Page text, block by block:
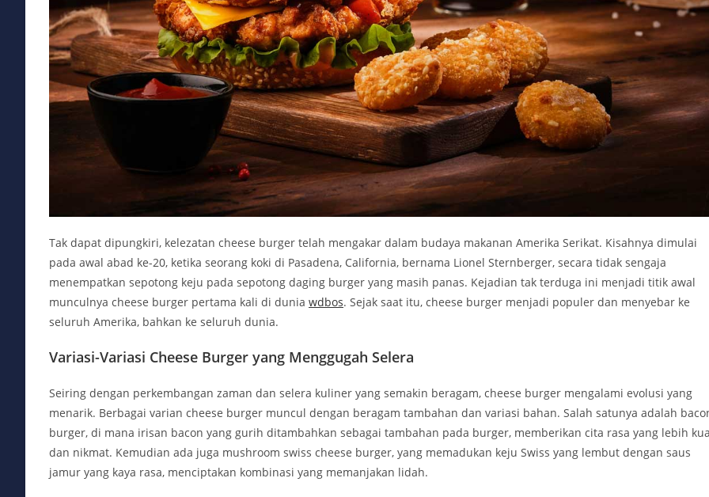
Tak dapat dipungkiri, kelezatan cheese burger telah mengakar dalam budaya makanan Amerika Serikat. Kisahnya dimulai
pada awal abad ke-20, ketika seorang koki di Pasadena, California, bernama Lionel Sternberger, secara tidak sengaja
menempatkan sepotong keju pada sepotong daging burger yang masih panas. Kejadian tak terduga ini menjadi titik awal
munculnya cheese burger pertama kali di dunia wdbos. Sejak saat itu, cheese burger menjadi populer dan menyebar ke
seluruh Amerika, bahkan ke seluruh dunia.
Variasi-Variasi Cheese Burger yang Menggugah Selera
Seiring dengan perkembangan zaman dan selera kuliner yang semakin beragam, cheese burger mengalami evolusi yang
menarik. Berbagai varian cheese burger muncul dengan beragam tambahan dan variasi bahan. Salah satunya adalah
burger, di mana irisan bacon yang gurih ditambahkan sebagai tambahan pada burger, memberikan cita rasa yang lebih
dan nikmat. Kemudian ada juga mushroom swiss cheese burger, yang memadukan keju Swiss yang lembut dengan saus
jamur yang kaya rasa, menciptakan kombinasi yang memanjakan lidah.